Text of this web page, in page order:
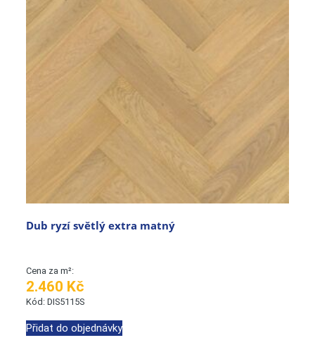
Dub ryzí světlý extra matný
Cena za m²:
2.460 Kč
Kód: DIS5115S
Přidat do objednávky